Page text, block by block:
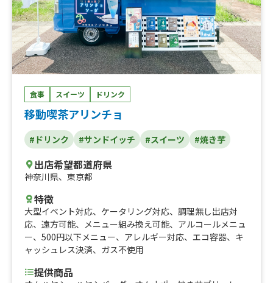
食事 スイーツ ドリンク
移動喫茶アリンチョ
#ドリンク #サンドイッチ #スイーツ #焼き芋
出店希望都道府県
神奈川県、 東京都
特徴
大型イベント対応、 ケータリング対応、 調理無し出店対
応、 遠方可能、 メニュー組み換え可能、 アルコールメニュ
ー、 500円以下メニュー、 アレルギー対応、 エコ容器、 キ
ャッシュレス決済、 ガス不使用
提供商品